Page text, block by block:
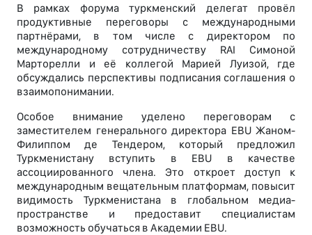
В рамках форума туркменский делегат провёл
продуктивные переговоры с международными
партнёрами, в том числе с директором по
международному сотрудничеству RAI Симоной
Марторелли и её коллегой Марией Луизой, где
обсуждались перспективы подписания соглашения о
взаимопонимании.
Особое внимание уделено переговорам с
заместителем генерального директора EBU Жаном-
Филиппом де Тендером, который предложил
Туркменистану вступить в EBU в качестве
ассоциированного члена. Это откроет доступ к
международным вещательным платформам, повысит
видимость Туркменистана в глобальном медиа-
пространстве и предоставит специалистам
возможность обучаться в Академии EBU.